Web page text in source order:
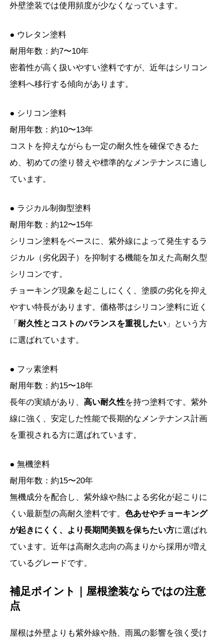
外壁塗装では使用頻度が少なくなっています。
● ウレタン塗料
耐用年数：約7〜10年
密着性が高く扱いやすい塗料ですが、近年はシリコン
塗料へ移行する傾向があります。
● シリコン塗料
耐用年数：約10〜13年
コストを抑えながらも一定の耐久性を確保できるた
め、初めての塗り替えや標準的なメンテナンスに適し
ています。
● ラジカル制御型塗料
耐用年数：約12〜15年
シリコン塗料をベースに、紫外線によって発生するラ
ジカル（劣化因子）を抑制する機能を加えた高耐久型
シリコンです。
チョーキング現象を起こしにくく、塗膜の劣化を抑え
やすい特長があります。価格帯はシリコン塗料に近く
「 耐久性とコストのバランスを重視したい 」という方
に選ばれています。
● フッ素塗料
耐用年数：約15〜18年
長年の実績があり、 高い耐久性を持つ塗料です。紫外
線に強く、安定した性能で長期的なメンテナンス計画
を重視される方に選ばれています。
● 無機塗料
耐用年数：約15〜20年
無機成分を配合し、紫外線や熱による劣化が起こりに
くい最新型の高耐久塗料です。 色あせやチョーキング
が起きにくく、より長期間美観を保ちたい方に選ばれ
ています。近年は高耐久志向の高まりから採用が増え
ているグレードです。
補足ポイント｜屋根塗装ならではの注意
点
屋根は外壁よりも紫外線や熱、雨風の影響を強く受け